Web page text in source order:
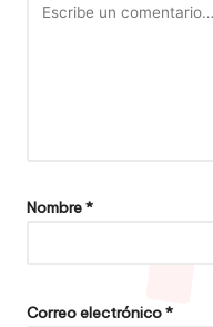
Nombre*
Correo electrónico*